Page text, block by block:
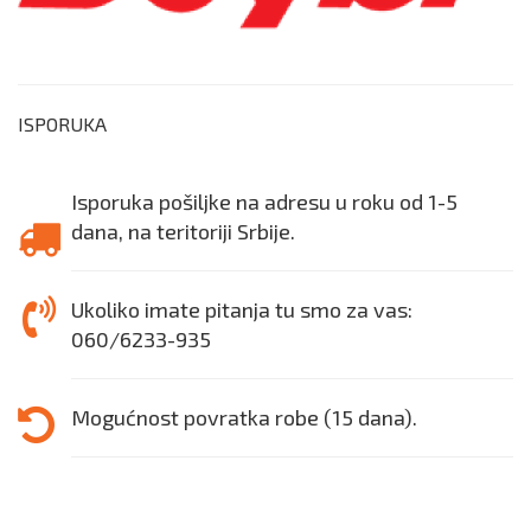
ISPORUKA
Isporuka pošiljke na adresu u roku od 1-5
dana, na teritoriji Srbije.
Ukoliko imate pitanja tu smo za vas:
060/6233-935
Mogućnost povratka robe (15 dana).